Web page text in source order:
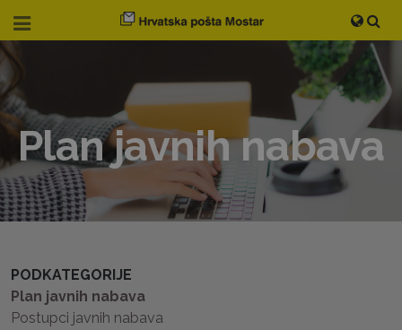
Plan javnih nabava
PODKATEGORIJE
Plan javnih nabava
Postupci javnih nabava